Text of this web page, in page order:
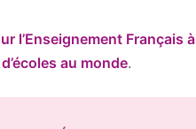
l’Enseignement Français à
au monde.